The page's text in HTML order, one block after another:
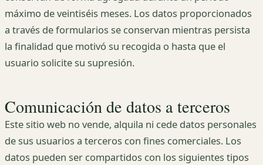
máximo de veintiséis meses. Los datos proporcionados
a través de formularios se conservan mientras persista
la finalidad que motivó su recogida o hasta que el
usuario solicite su supresión.
Comunicación de datos a terceros
Este sitio web no vende, alquila ni cede datos personales
de sus usuarios a terceros con fines comerciales. Los
datos pueden ser compartidos con los siguientes tipos